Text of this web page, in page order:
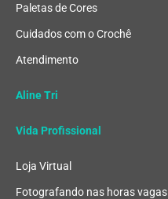
Paletas de Cores
Cuidados com o Crochê
Atendimento
Aline Tri
Vida Profissional
Loja Virtual
Fotografando nas horas vagas